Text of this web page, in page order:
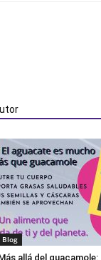
Blog
allá del guacamole: